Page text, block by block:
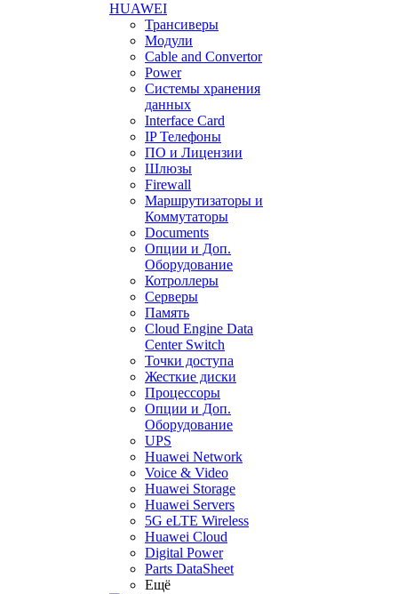
HUAWEI
Трансиверы
Модули
Cable and Convertor
Power
Системы хранения
данных
Interface Card
IP Телефоны
ПО и Лицензии
Шлюзы
Firewall
Маршрутизаторы и
Коммутаторы
Documents
Опции и Доп.
Оборудование
Котроллеры
Серверы
Память
Cloud Engine Data
Center Switch
Точки доступа
Жесткие диски
Процессоры
Опции и Доп.
Оборудование
UPS
Huawei Network
Voice & Video
Huawei Storage
Huawei Servers
5G eLTE Wireless
Huawei Cloud
Digital Power
Parts DataSheet
Ещё